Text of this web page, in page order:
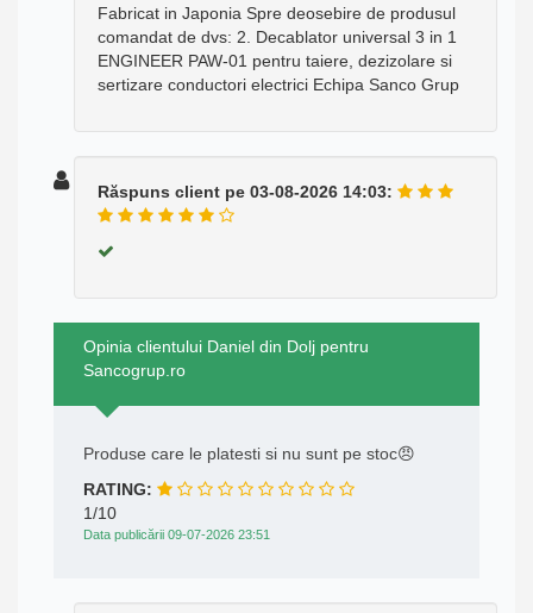
Fabricat in Japonia Spre deosebire de produsul
comandat de dvs: 2. Decablator universal 3 in 1
ENGINEER PAW-01 pentru taiere, dezizolare si
sertizare conductori electrici Echipa Sanco Grup
Răspuns client pe 03-08-2026 14:03:
Opinia clientului Daniel din Dolj pentru
Sancogrup.ro
Produse care le platesti si nu sunt pe stoc😠
RATING:
1/10
Data publicării 09-07-2026 23:51